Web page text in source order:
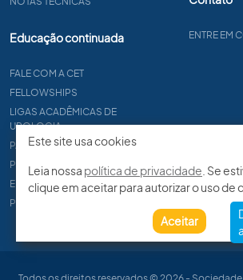
Educação continuada
FALE COM A CET
FELLOWSHIPS
LIGAS ACADÊMICAS DE
UROLOGIA
PAPER
PROCET
EDITAIS
PROGRAMA DE RESIDÊNCIA
ENTRE EM
Todos os direitos reservados © 2026 - Sociedade
Este site usa cookies
Leia nossa política de privacidade . Se
clique em aceitar para autorizar o uso de
Aceitar